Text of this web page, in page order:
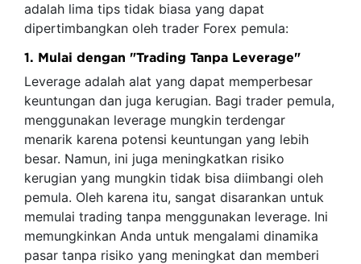
adalah lima tips tidak biasa yang dapat
dipertimbangkan oleh trader Forex pemula:
1. Mulai dengan "Trading Tanpa Leverage"
Leverage adalah alat yang dapat memperbesar
keuntungan dan juga kerugian. Bagi trader pemula,
menggunakan leverage mungkin terdengar
menarik karena potensi keuntungan yang lebih
besar. Namun, ini juga meningkatkan risiko
kerugian yang mungkin tidak bisa diimbangi oleh
pemula. Oleh karena itu, sangat disarankan untuk
memulai trading tanpa menggunakan leverage. Ini
memungkinkan Anda untuk mengalami dinamika
pasar tanpa risiko yang meningkat dan memberi